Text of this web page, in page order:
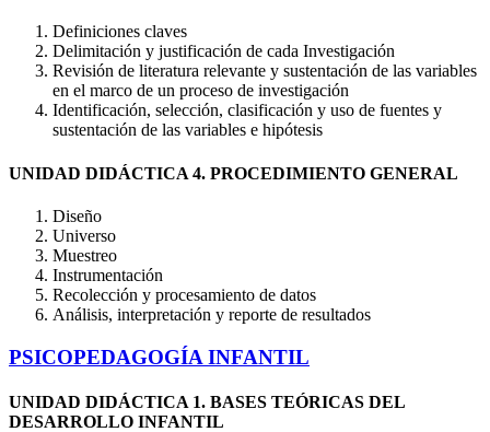
Definiciones claves
Delimitación y justificación de cada Investigación
Revisión de literatura relevante y sustentación de las variables
en el marco de un proceso de investigación
Identificación, selección, clasificación y uso de fuentes y
sustentación de las variables e hipótesis
UNIDAD DIDÁCTICA 4. PROCEDIMIENTO GENERAL
Diseño
Universo
Muestreo
Instrumentación
Recolección y procesamiento de datos
Análisis, interpretación y reporte de resultados
PSICOPEDAGOGÍA INFANTIL
UNIDAD DIDÁCTICA 1. BASES TEÓRICAS DEL
DESARROLLO INFANTIL